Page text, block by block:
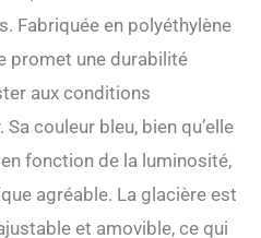
24 L, la glacière offre
suffisamment d'espace
pour garder les bouteilles,
canettes, les grillades et
les collations au frais
FONCTIONNEL:
réglable et
poignées encastrées pour le
; la glacière
Fabriquée en polyéthylène
promet une durabilité
aux conditions
couleur bleu, bien qu’elle
fonction de la luminosité,
agréable. La glacière est
et amovible, ce qui